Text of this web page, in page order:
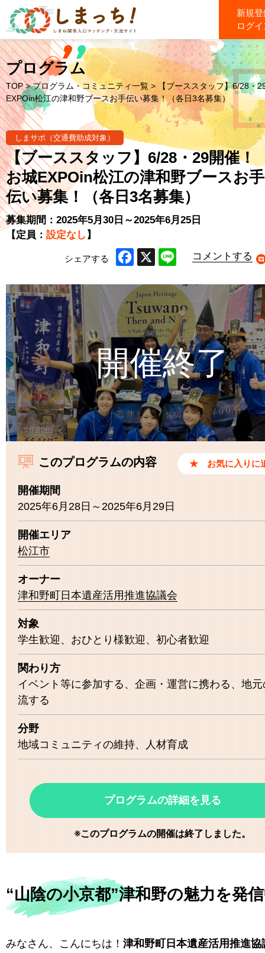
新規
ログ
プログラム
TOP >プログラム・コミュニティ一覧> 【ブーススタッフ】6/28・
EXPOin松江の津和野ブースお手伝い募集！（各日3名募集）
しまサポ（交通費助成対象）
【ブーススタッフ】6/28・29開催！
お城EXPOin松江の津和野ブースお手
伝い募集！（各日3名募集）
募集期間：2025年5月30日～2025年6月25日
【定員： 設定なし 】
シェアする
コメントする
このプログラムの内容
開催期間
2025年6月28日～2025年6月29日
開催エリア
松江市
オーナー
津和野町日本遺産活用推進協議会
対象
学生歓迎
おひとり様歓迎 初心者歓迎
関わり方
イベント等に参加する
企画・運営に携わる
地元
流する
分野
地域コミュニティの維持
人材育成
プログラムの詳細を見る
※このプログラムの開催は終了しました。
“山陰の小京都”津和野の魅力を発
みなさん、こんにちは！ 津和野町日本遺産活用推進協